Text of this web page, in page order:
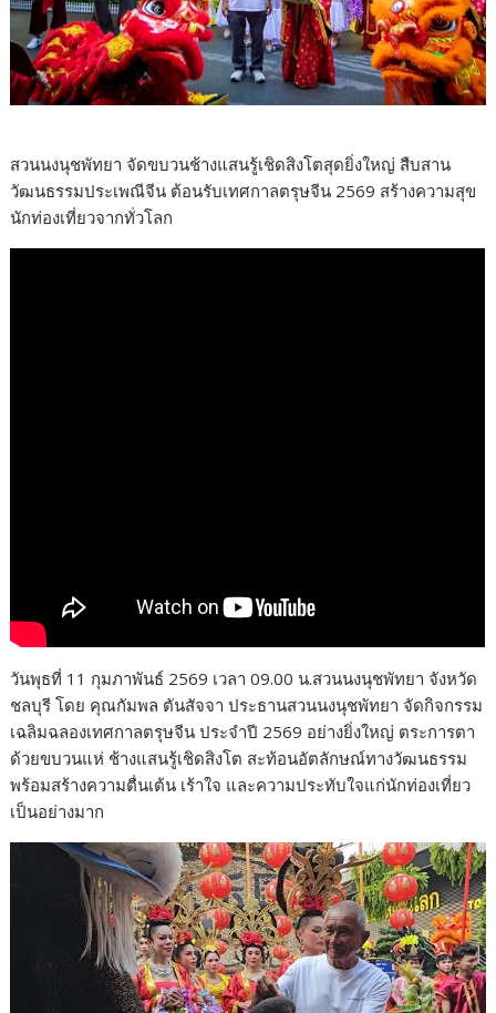
สวนนงนุชพัทยา จัดขบวนช้างแสนรู้เชิดสิงโตสุดยิ่งใหญ่ สืบสาน
วัฒนธรรมประเพณีจีน ต้อนรับเทศกาลตรุษจีน 2569 สร้างความสุข
นักท่องเที่ยวจากทั่วโลก
วันพุธที่ 11 กุมภาพันธ์ 2569 เวลา 09.00 น.สวนนงนุชพัทยา จังหวัด
ชลบุรี โดย คุณกัมพล ตันสัจจา ประธานสวนนงนุชพัทยา จัดกิจกรรม
เฉลิมฉลองเทศกาลตรุษจีน ประจำปี 2569 อย่างยิ่งใหญ่ ตระการตา
ด้วยขบวนแห่ ช้างแสนรู้เชิดสิงโต สะท้อนอัตลักษณ์ทางวัฒนธรรม
พร้อมสร้างความตื่นเต้น เร้าใจ และความประทับใจแก่นักท่องเที่ยว
เป็นอย่างมาก